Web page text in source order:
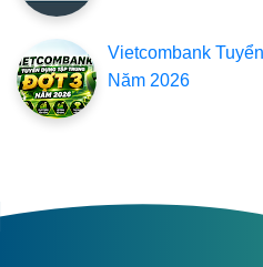
Vietcombank
Năm 2026